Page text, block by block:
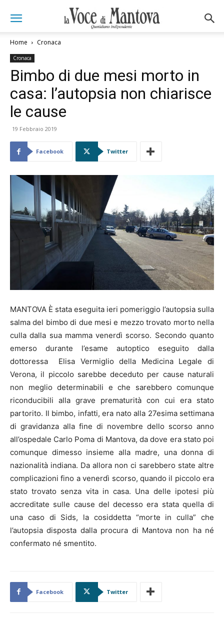
Home Cronaca
Cronaca
Bimbo di due mesi morto in
casa: l’autopsia non chiarisce
le cause
19 Febbraio 2019
Facebook Twitter
MANTOVA È stata eseguita ieri pomeriggio l’autopsia sulla
salma del bimbo di due mesi e mezzo trovato morto nella
culla dalla sua mamma venerdì scorso. Secondo quanto
emerso durante l’esame autoptico eseguito dalla
dottoressa Elisa Vermiglio della Medicina Legale di
Verona, il piccolo sarebbe deceduto per cause naturali
non meglio determinabili e che sarebbero comunque
riconducibili alla grave prematurità con cui era stato
partorito. Il bimbo, infatti, era nato alla 27esima settimana
di gravidanza alla fine di novembre dello scorso anno
all’ospedale Carlo Poma di Mantova, da dove era stato poi
comunque dimesso insieme alla madre, una donna di
nazionalità indiana. Da allora non ci sarebbero state altre
complicazioni fino a venerdì scorso, quando il piccolo era
stato trovato senza vita in casa. Una delle ipotesi più
accreditate sulle cause del decesso era stata quella di
una caso di Sids, la cosiddetta “morte in culla” che
l’autopsia disposta dalla procura di Mantova non ha né
confermato né smentito.
Facebook Twitter